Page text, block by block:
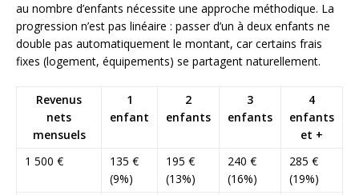
au nombre d’enfants nécessite une approche méthodique. La
progression n’est pas linéaire : passer d’un à deux enfants ne
double pas automatiquement le montant, car certains frais
fixes (logement, équipements) se partagent naturellement.
Revenus
nets
mensuels
1
enfant
2
enfants
3
enfants
4
enfants
et +
1 500 €
135 €
(9%)
195 €
(13%)
240 €
(16%)
285 €
(19%)